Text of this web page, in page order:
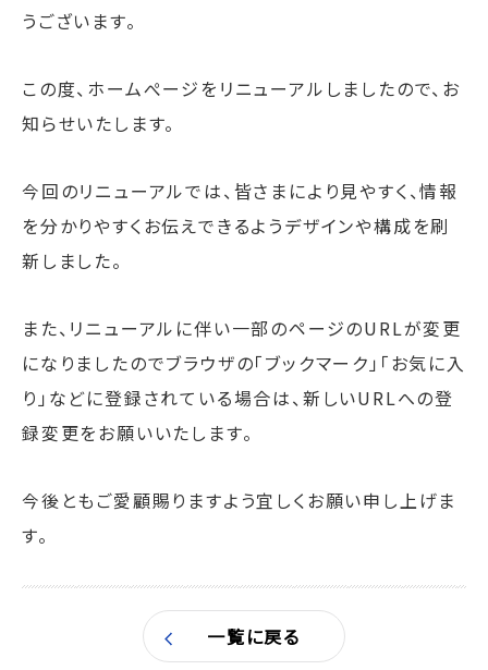
うございます。
この度、ホームぺージをリニューアルしましたので、お
知らせいたします。
今回のリニューアルでは、皆さまにより見やすく、情報
を分かりやすくお伝えできるようデザインや構成を刷
新しました。
また、リニューアルに伴い一部のページのURLが変更
になりましたのでブラウザの「ブックマーク」「お気に入
り」などに登録されている場合は、新しいURLへの登
録変更をお願いいたします。
今後ともご愛顧賜りますよう宜しくお願い申し上げま
す。
一覧に戻る